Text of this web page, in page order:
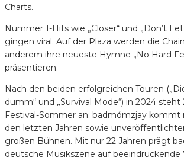
Charts.
Nummer 1-Hits wie „Closer“ und „Don’t
gingen viral. Auf der Plaza werden die
anderem ihre neueste Hymne „No Hard
präsentieren.
Nach den beiden erfolgreichen Touren
dumm“ und „Survival Mode“) in 2024 steht
Festival-Sommer an: badmómzjay kommt
den letzten Jahren sowie
großen Bühnen. Mit nur 22 Jahren prägt
deutsche Musikszene auf beeindruckende